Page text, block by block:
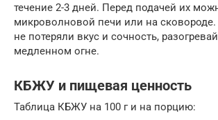
течение 2-3 дней. Перед подачей их
микроволновой печи или на
не потеряли вкус и сочность,
медленном огне.
КБЖУ и пищевая ценность
Таблица КБЖУ на 100 г и на порцию: